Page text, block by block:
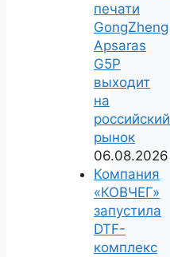
печати
GongZheng
Apsaras
G5P
выходит
на
российский
рынок
06.08.2026
Компания
«КОВЧЕГ»
запустила
DTF-
комплекс